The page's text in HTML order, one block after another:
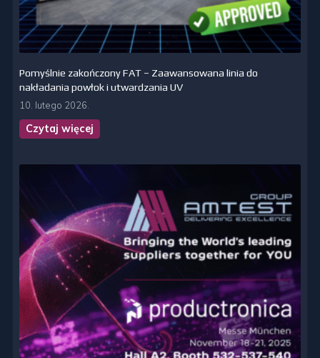
Pomyślnie zakończony FAT – Zaawansowana linia do
nakładania powłok i utwardzania UV
10. lutego 2026.
Czytaj więcej